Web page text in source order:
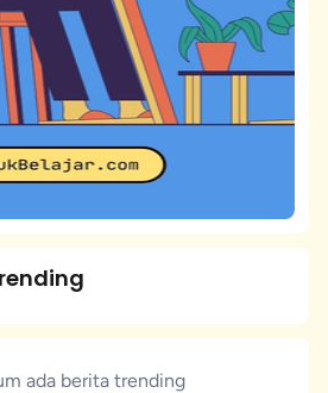
ada berita trending